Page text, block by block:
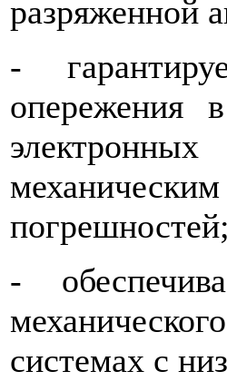
разряженной
-
опережения
погрешностей;
-
системах с